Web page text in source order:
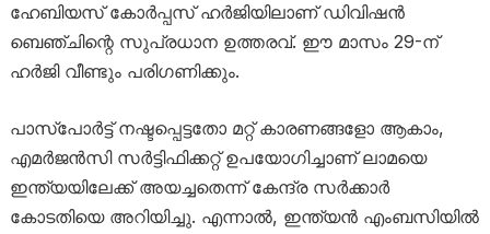
ഹേബിയസ് കോർപ്പസ് ഹർജിയിലാണ് ഡിവിഷൻ
ബെഞ്ചിന്റെ സുപ്രധാന ഉത്തരവ്. ഈ മാസം 29-ന്
ഹർജി വീണ്ടും പരിഗണിക്കും.
പാസ്പോർട്ട് നഷ്ടപ്പെട്ടതോ മറ്റ് കാരണങ്ങളോ ആകാം,
എമർജൻസി സർട്ടിഫിക്കറ്റ് ഉപയോഗിച്ചാണ് ലാമയെ
ഇന്ത്യയിലേക്ക് അയച്ചതെന്ന് കേന്ദ്ര സർക്കാർ
കോടതിയെ അറിയിച്ചു. എന്നാൽ, ഇന്ത്യൻ എംബസിയിൽ